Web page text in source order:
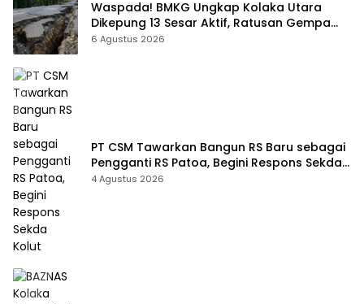
Waspada! BMKG Ungkap Kolaka Utara
Dikepung 13 Sesar Aktif, Ratusan Gempa
Sudah Terekam
6 Agustus 2026
PT CSM Tawarkan Bangun RS Baru sebagai
Pengganti RS Patoa, Begini Respons Sekda
Kolut
4 Agustus 2026